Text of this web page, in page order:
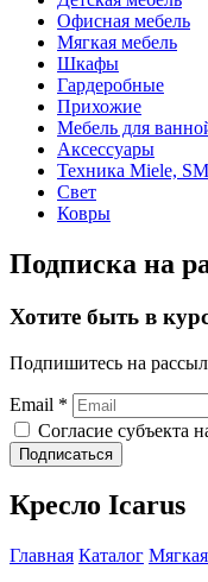
Офисная мебель
Мягкая мебель
Шкафы
Гардеробные
Прихожие
Мебель для
Аксессуары
Техника Miele,
Свет
Ковры
Подписка на
Хотите быть в
Подпишитесь на
Email *
Согласие субъекта
Подписаться
Кресло Icarus
Главная Каталог